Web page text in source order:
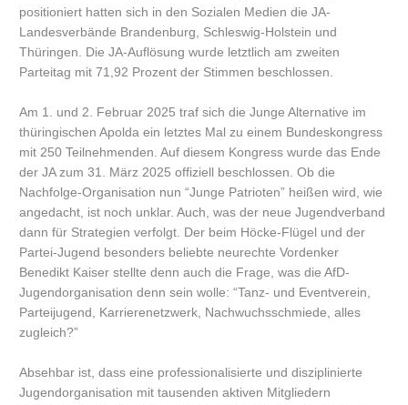
positioniert hatten sich in den Sozialen Medien die JA-
Landesverbände Brandenburg, Schleswig-Holstein und
Thüringen. Die JA-Auflösung wurde letztlich am zweiten
Parteitag mit 71,92 Prozent der Stimmen beschlossen.
Am 1. und 2. Februar 2025 traf sich die Junge Alternative im
thüringischen Apolda ein letztes Mal zu einem Bundeskongress
mit 250 Teilnehmenden. Auf diesem Kongress wurde das Ende
der JA zum 31. März 2025 offiziell beschlossen. Ob die
Nachfolge-Organisation nun “Junge Patrioten” heißen wird, wie
angedacht, ist noch unklar. Auch, was der neue Jugendverband
dann für Strategien verfolgt. Der beim Höcke-Flügel und der
Partei-Jugend besonders beliebte neurechte Vordenker
Benedikt Kaiser stellte denn auch die Frage, was die AfD-
Jugendorganisation denn sein wolle: “Tanz- und Eventverein,
Parteijugend, Karrierenetzwerk, Nachwuchsschmiede, alles
zugleich?”
Absehbar ist, dass eine professionalisierte und disziplinierte
Jugendorganisation mit tausenden aktiven Mitgliedern